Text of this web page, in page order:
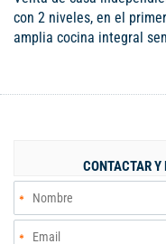
con 2 niveles, en el
amplia cocina integral
garaje con puerta
un baño, estudio con
verdes, iglesia, clinicas,
universidades. Papeles
CONTACTAR Y